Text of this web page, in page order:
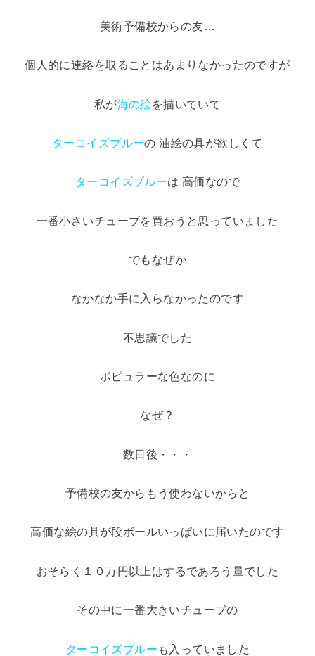
美術予備校からの友…
個人的に連絡を取ることはあまりなかったのですが
私が海の絵を描いていて
ターコイズブルーの 油絵の具が欲しくて
ターコイズブルーは 高価なので
一番小さいチューブを買おうと思っていました
でもなぜか
なかなか手に入らなかったのです
不思議でした
ポピュラーな色なのに
なぜ？
数日後・・・
予備校の友からもう使わないからと
高価な絵の具が段ボールいっぱいに届いたのです
おそらく１０万円以上はするであろう量でした
その中に一番大きいチューブの
ターコイズブルー も入っていました